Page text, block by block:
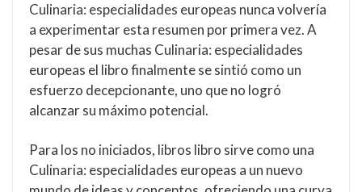
Culinaria: especialidades europeas nunca volvería
a experimentar esta resumen por primera vez. A
pesar de sus muchas Culinaria: especialidades
europeas el libro finalmente se sintió como un
esfuerzo decepcionante, uno que no logró
alcanzar su máximo potencial.
Para los no iniciados, libros libro sirve como una
Culinaria: especialidades europeas a un nuevo